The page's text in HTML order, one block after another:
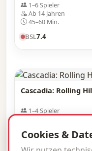
1–6 Spieler
Ab 14 Jahren
45–60 Min.
BSL7.4
Cascadia: Rolling
1–4 Spieler
Cookies &